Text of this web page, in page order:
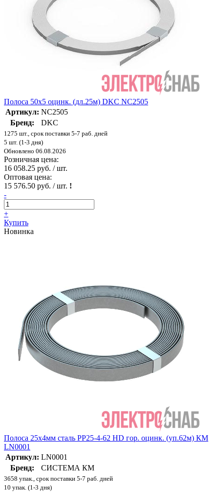
Полоса 50х5 оцинк. (дл.25м) DKC NC2505
Артикул: NC2505
Бренд:
DKC
1275 шт., срок поставки 5-7 раб. дней
5 шт. (1-3 дня)
Обновлено 06.08.2026
Розничная цена:
16 058.25 руб. / шт.
Оптовая цена:
15 576.50 руб. / шт. !
-
+
Купить
Новинка
Полоса 25х4мм сталь PP25-4-62 HD гор. оцинк. (уп.62м) КМ
LN0001
Артикул: LN0001
Бренд:
СИСТЕМА КМ
3658 упак., срок поставки 5-7 раб. дней
10 упак. (1-3 дня)